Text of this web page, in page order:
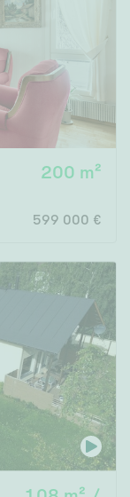
200 m²
2x wc, khh
599 000 €